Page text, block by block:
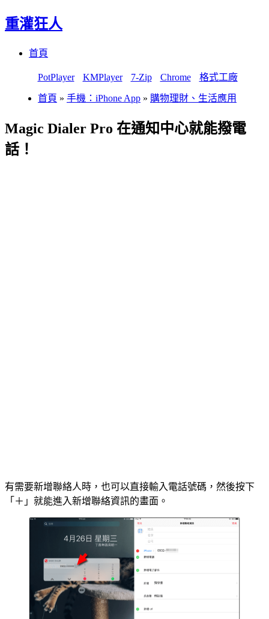
重灌狂人
首頁
PotPlayer KMPlayer 7-Zip Chrome 格式工廠
首頁 » 手機：iPhone App » 購物理財、生活應用
Magic Dialer Pro 在通知中心就能撥電
話！
有需要新增聯絡人時，也可以直接輸入電話號碼，然後按下
「＋」就能進入新增聯絡資訊的畫面。